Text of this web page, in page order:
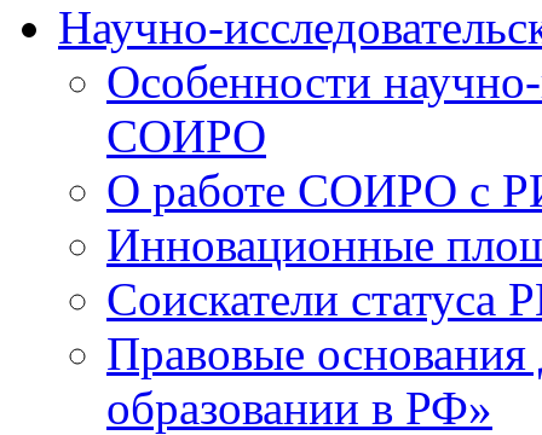
Научно-
Особенности
СОИРО
О работе СОИРО с
Инновационные
Соискатели статуса
Правовые
образовании в РФ»